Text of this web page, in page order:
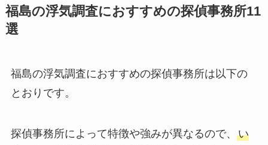
福島の浮気調査におすすめの探偵事務所11
選
福島の浮気調査におすすめの探偵事務所は以下の
とおりです。
探偵事務所によって特徴や強みが異なるので、 い